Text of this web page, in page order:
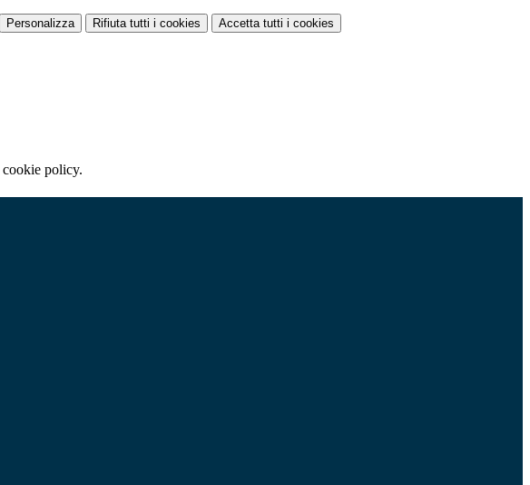
Personalizza Rifiuta tutti i cookies Accetta tutti i cookies
cookie policy.